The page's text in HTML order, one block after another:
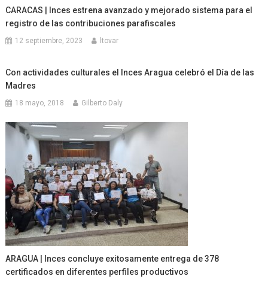
CARACAS | Inces estrena avanzado y mejorado sistema para el
registro de las contribuciones parafiscales
12 septiembre, 2023 ltovar
Con actividades culturales el Inces Aragua celebró el Día de las
Madres
18 mayo, 2018 Gilberto Daly
ARAGUA | Inces concluye exitosamente entrega de 378
certificados en diferentes perfiles productivos